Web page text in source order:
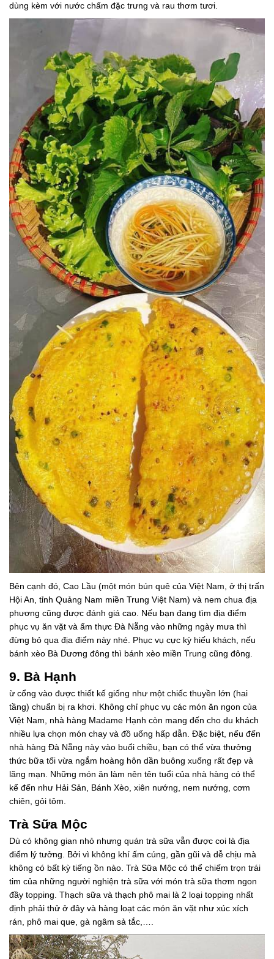
dùng kèm với nước chấm đặc trưng và rau thơm tươi.
Bên cạnh đó, Cao Lầu (một món bún quê của Việt Nam, ở thị trấn
Hội An, tỉnh Quảng Nam miền Trung Việt Nam) và nem chua địa
phương cũng được đánh giá cao. Nếu bạn đang tìm địa điểm
phục vụ ăn vặt và ẩm thực Đà Nẵng vào những ngày mưa thì
đừng bỏ qua địa điểm này nhé. Phục vụ cực kỳ hiếu khách, nếu
bánh xèo Bà Dương đông thì bánh xèo miền Trung cũng đông.
9. Bà Hạnh
ừ cổng vào được thiết kế giống như một chiếc thuyền lớn (hai
tầng) chuẩn bị ra khơi. Không chỉ phục vụ các món ăn ngon của
Việt Nam, nhà hàng Madame Hạnh còn mang đến cho du khách
nhiều lựa chọn món chay và đồ uống hấp dẫn. Đặc biệt, nếu đến
nhà hàng Đà Nẵng này vào buổi chiều, bạn có thể vừa thưởng
thức bữa tối vừa ngắm hoàng hôn dần buông xuống rất đẹp và
lãng mạn. Những món ăn làm nên tên tuổi của nhà hàng có thể
kể đến như Hải Sản, Bánh Xèo, xiên nướng, nem nướng, cơm
chiên, gỏi tôm.
Trà Sữa Mộc
Dù có không gian nhỏ nhưng quán trà sữa vẫn được coi là địa
điểm lý tưởng. Bởi vì không khí ấm cúng, gần gũi và dễ chịu mà
không có bất kỳ tiếng ồn nào. Trà Sữa Mộc có thể chiếm trọn trái
tim của những người nghiện trà sữa với món trà sữa thơm ngon
đầy topping. Thạch sữa và thạch phô mai là 2 loại topping nhất
định phải thử ở đây và hàng loạt các món ăn vặt như xúc xích
rán, phô mai que, gà ngâm sả tắc,….